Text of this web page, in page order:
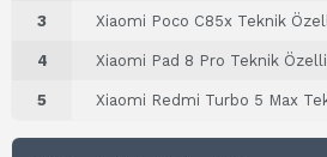
3 Xiaomi Poco C85x Teknik
4 Xiaomi Pad 8 Pro Teknik
5 Xiaomi Redmi Turbo 5 Max